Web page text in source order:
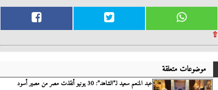
⇧
موضوعات متعلقة
عبد المنعم سعيد لـ”الشاهد”: 30 يونيو أنقذت مصر من مصير أسود